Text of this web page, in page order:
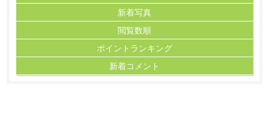
新着写真
閲覧数順
ポイント ランキング
新着コメント